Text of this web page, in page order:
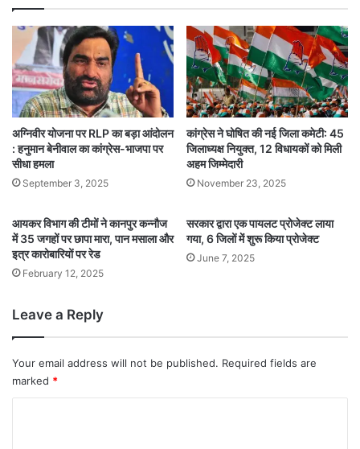
अग्निवीर योजना पर RLP का बड़ा आंदोलन
: हनुमान बेनीवाल का कांग्रेस-भाजपा पर
सीधा हमला
September 3, 2025
कांग्रेस ने घोषित की नई जिला कमेटी: 45
जिलाध्यक्ष नियुक्त, 12 विधायकों को मिली
अहम जिम्मेदारी
November 23, 2025
आयकर विभाग की टीमों ने कानपुर कन्नौज
में 35 जगहों पर छापा मारा, पान मसाला और
इत्र कारोबारियों पर रेड
February 12, 2025
सरकार द्वारा एक पायलट प्रोजेक्ट लाया
गया, 6 जिलों में शुरू किया प्रोजेक्ट
June 7, 2025
Leave a Reply
Your email address will not be published. Required fields are
marked *